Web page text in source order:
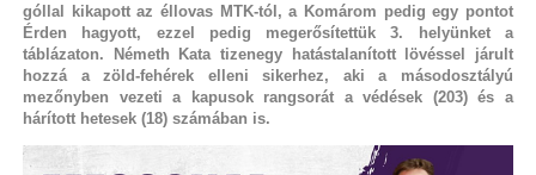
góllal kikapott az éllovas MTK-tól, a Komárom pedig egy pontot
Érden hagyott, ezzel pedig megerősítettük 3. helyünket a
táblázaton. Németh Kata tizenegy hatástalanított lövéssel járult
hozzá a zöld-fehérek elleni sikerhez, aki a másodosztályú
mezőnyben vezeti a kapusok rangsorát a védések (203) és a
hárított hetesek (18) számában is.